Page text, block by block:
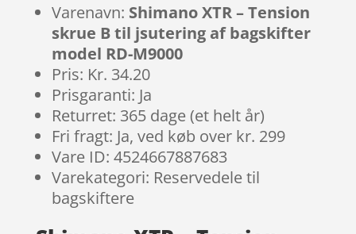
Varenavn: Shimano XTR – Tension
skrue B til jsutering af bagskifter
model RD-M9000
Pris: Kr. 34.20
Prisgaranti: Ja
Returret: 365 dage (et helt år)
Fri fragt: Ja, ved køb over kr. 299
Vare ID: 4524667887683
Varekategori: Reservedele til
bagskiftere